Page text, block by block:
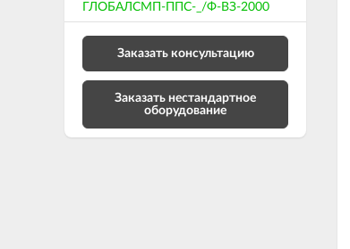
ГЛОБАЛСМП-ППС-_/Ф-ВЗ-2000
Заказать консультацию
Заказать нестандартное
оборудование